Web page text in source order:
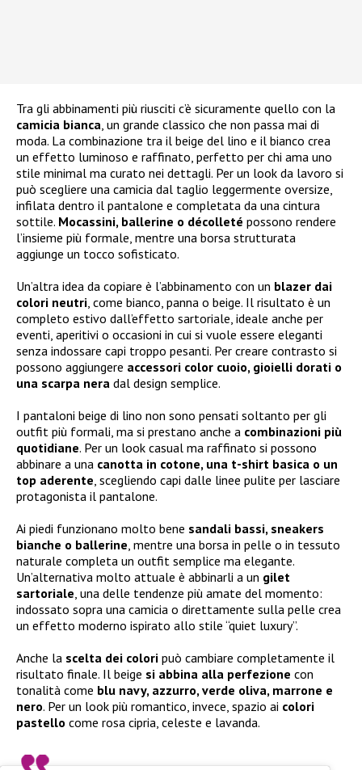
Tra gli abbinamenti più riusciti c’è sicuramente quello con la
camicia bianca , un grande classico che non passa mai di
moda. La combinazione tra il beige del lino e il bianco crea
un effetto luminoso e raffinato, perfetto per chi ama uno
stile minimal ma curato nei dettagli. Per un look da lavoro si
può scegliere una camicia dal taglio leggermente oversize,
infilata dentro il pantalone e completata da una cintura
sottile. Mocassini, ballerine o décolleté possono rendere
l’insieme più formale, mentre una borsa strutturata
aggiunge un tocco sofisticato.
Un’altra idea da copiare è l’abbinamento con un blazer dai
colori neutri , come bianco, panna o beige. Il risultato è un
completo estivo dall’effetto sartoriale, ideale anche per
eventi, aperitivi o occasioni in cui si vuole essere eleganti
senza indossare capi troppo pesanti. Per creare contrasto si
possono aggiungere accessori color cuoio, gioielli dorati o
una scarpa nera dal design semplice.
I pantaloni beige di lino non sono pensati soltanto per gli
outfit più formali, ma si prestano anche a combinazioni più
quotidiane. Per un look casual ma raffinato si possono
abbinare a una canotta in cotone, una t-shirt basica o un
top aderente , scegliendo capi dalle linee pulite per lasciare
protagonista il pantalone.
Ai piedi funzionano molto bene sandali bassi, sneakers
bianche o ballerine , mentre una borsa in pelle o in tessuto
naturale completa un outfit semplice ma elegante.
Un’alternativa molto attuale è abbinarli a un gilet
sartoriale , una delle tendenze più amate del momento:
indossato sopra una camicia o direttamente sulla pelle crea
un effetto moderno ispirato allo stile “quiet luxury”.
Anche la scelta dei colori può cambiare completamente il
risultato finale. Il beige si abbina alla perfezione con
tonalità come blu navy, azzurro, verde oliva, marrone e
nero. Per un look più romantico, invece, spazio ai colori
pastello come rosa cipria, celeste e lavanda.